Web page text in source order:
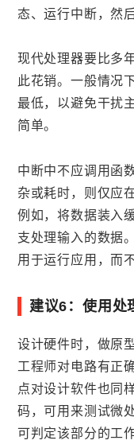
态、运行中断，然
现代处理器要比多
此花销。一般情况
最低，以避免干扰
简单。
中断中不应调用函
杂或耗时，则仅应
例如，将数据装入
支处理输入的数据
用于运行应用，而
建议6：使用处
设计硬件时，做原
工程师对电路有正
点对设计软件也同
码，可用来测试微
可判定该部分的工